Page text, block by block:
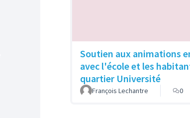
Soutien aux animations
avec l'école et les
quartier Université
François Lechantre 0